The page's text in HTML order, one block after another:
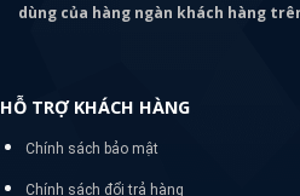
dùng của hàng ngàn khách hàng
HỖ TRỢ KHÁCH HÀNG
Chính sách bảo mật
Chính sách đổi trả hàng